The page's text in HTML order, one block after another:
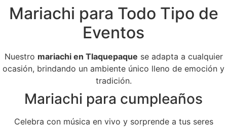
Mariachi para Todo Tipo de
Eventos
Nuestro mariachi en Tlaquepaque se adapta a cualquier
ocasión, brindando un ambiente único lleno de emoción y
tradición.
Mariachi para cumpleaños
Celebra con música en vivo y sorprende a tus seres